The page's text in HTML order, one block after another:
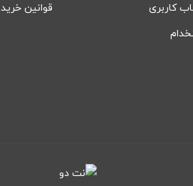
کاربری
قوانین خرید